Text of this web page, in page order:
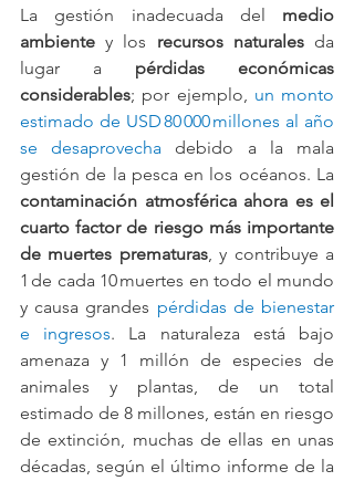
La gestión inadecuada del medio
ambiente y los recursos naturales da
lugar a pérdidas económicas
considerables; por ejemplo, un monto
estimado de USD 80 000 millones al año
se desaprovecha debido a la mala
contaminación atmosférica ahora es el
cuarto factor de riesgo más importante
de muertes prematuras, y contribuye a
1 de cada 10 muertes en todo el mundo
y causa grandes pérdidas de bienestar
e ingresos. La naturaleza está bajo
amenaza y 1 millón de especies de
animales y plantas, de un total
estimado de 8 millones, están en riesgo
de extinción, muchas de ellas en unas
décadas, según el último informe de la